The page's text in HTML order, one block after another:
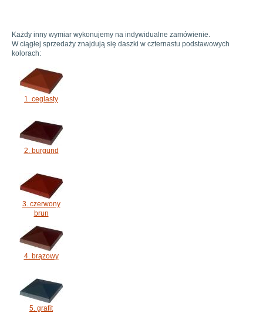
Każdy inny wymiar wykonujemy na indywidualne zamówienie.
W ciągłej sprzedaży znajdują się daszki w czternastu podstawowych
kolorach:
1. ceglasty
2. burgund
3. czerwony
brun
4. brązowy
5. grafit